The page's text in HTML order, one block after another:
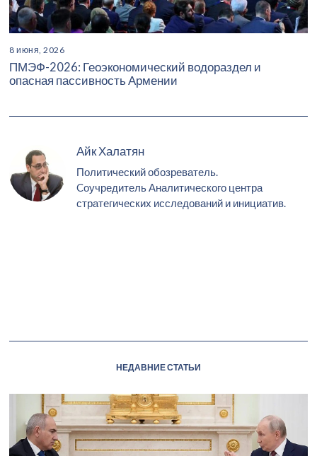
8 июня, 2026
ПМЭФ-2026: Геоэкономический водораздел и
опасная пассивность Армении
Айк Халатян
Политический обозреватель.
Cоучредитель Аналитического центра
стратегических исследований и инициатив.
НЕДАВНИЕ СТАТЬИ